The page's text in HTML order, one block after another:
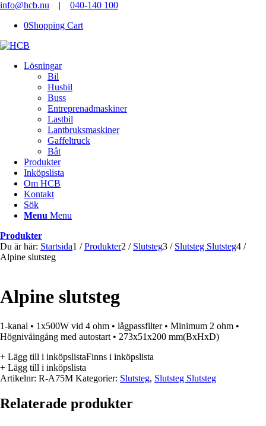
info@hcb.nu | 040-140 100
0Shopping Cart
Lösningar
Bil
Husbil
Buss
Entreprenadmaskiner
Lastbil
Lantbruksmaskiner
Gaffeltruck
Båt
Produkter
Inköpslista
Om HCB
Kontakt
Sök
Menu Menu
Produkter
Du är här: Startsida1 / Produkter2 / Slutsteg3 / Slutsteg Slutsteg4 /
Alpine slutsteg
Alpine slutsteg
1-kanal • 1x500W vid 4 ohm • lågpassfilter • Minimum 2 ohm •
Högnivåingång med autostart • 273x51x200 mm(BxHxD)
+ Lägg till i inköpslistaFinns i inköpslista
+ Lägg till i inköpslista
Artikelnr: R-A75M Kategorier: Slutsteg, Slutsteg Slutsteg
Relaterade produkter